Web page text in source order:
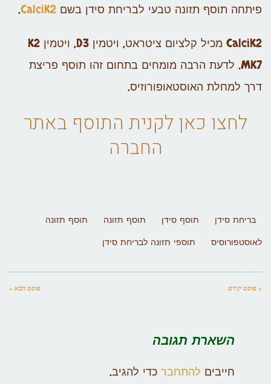
פיתחה תוסף תזונה טבעי לבריחת סידן בשם CalciK2
.
CalciK2 מכיל קלציום ציטראט, ויטמין D3, ויטמין K2
MK7. לדעת הרבה מומחים בתחום זהו תוסף פריצת
דרך למחלת האוסטאופורוזיס.
לחצו כאן לקנית התוסף באתר
החברה
בריחת סידן תוסף סידן תוסף תזונה
תוסף תזונה
לאוסטפורוסיס
תוספי תזונה לבריחת סידן
« פוסט קודם פוסט הבא »
השארת תגובה
חייבים להתחבר כדי להגיב.